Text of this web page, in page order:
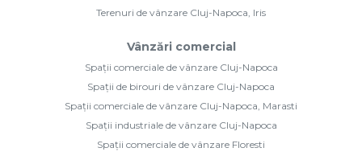
Terenuri de vânzare Cluj-Napoca, Iris
Vânzări comercial
Spații comerciale de vânzare Cluj-Napoca
Spații de birouri de vânzare Cluj-Napoca
Spații comerciale de vânzare Cluj-Napoca, Marasti
Spații industriale de vânzare Cluj-Napoca
Spații comerciale de vânzare Floresti